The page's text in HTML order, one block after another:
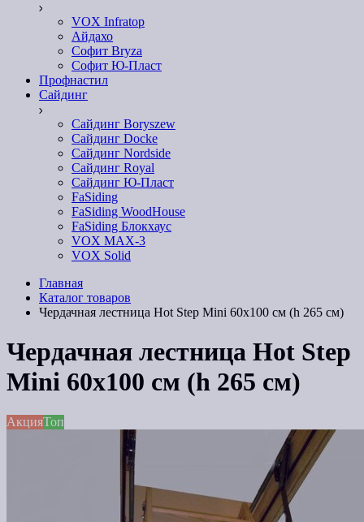
VOX Infratop
Айдахо
Софит Bryza
Софит Ю-Пласт
Профнастил
Сайдинг
Сайдинг Boryszew
Сайдинг Docke
Сайдинг Nordside
Сайдинг Royal
Сайдинг Ю-Пласт
FaSiding
FaSiding WoodHouse
FaSiding Блокхаус
VOX MAX-3
VOX Solid
Главная
Каталог товаров
Чердачная лестница Hot Step Mini 60х100 см (h 265 см)
Чердачная лестница Hot Step
Mini 60х100 см (h 265 см)
АкцияТоп